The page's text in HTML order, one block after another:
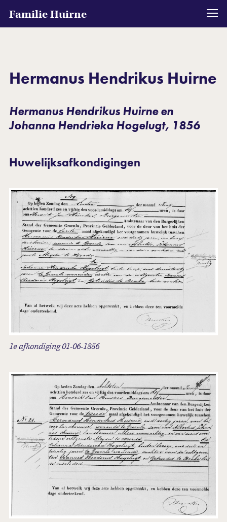
Familie Huirne
Hermanus Hendrikus Huirne
Hermanus Hendrikus Huirne en
Johanna Hendrieka Hogelugt, 1856
Huwelijksafkondigingen
1e afkondiging 01-06-1856